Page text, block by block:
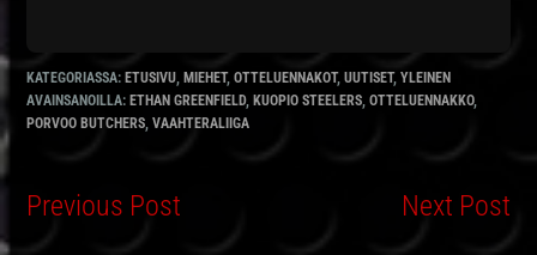
KATEGORIASSA: ETUSIVU, MIEHET,OTTELUENNAKOT,UUTISET,YLEINEN
AVAINSANOILLA: ETHAN GREENFIELD, KUOPIO STEELERS,OTTELUENNAKKO,
PORVOO BUTCHERS,VAAHTERALIIGA
Previous Post Next Post